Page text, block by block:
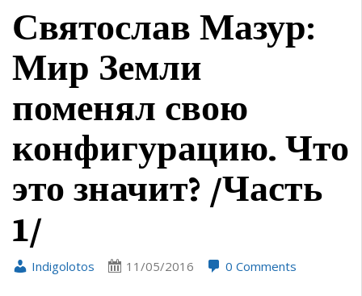
Святослав Мазур:
Мир Земли
поменял свою
конфигурацию. Что
это значит? /Часть
1/
Indigolotos 11/05/2016 0 Comments